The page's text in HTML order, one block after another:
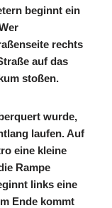
beginnt ein
rechts
auf das
stoßen.
wurde,
laufen. Auf
eine kleine
Rampe
links eine
Ende kommt